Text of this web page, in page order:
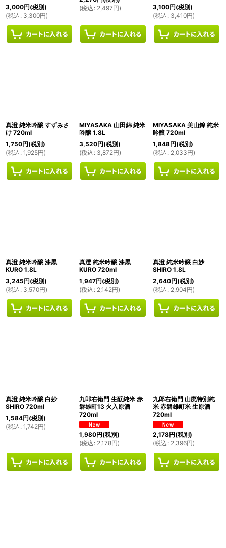
3,000円(税別)
(税込 : 3,300円)
(税込 : 2,497円)
3,100円(税別)
(税込 : 3,410円)
真澄 純米吟醸 すずみさ
け 720ml
1,750円(税別)
(税込 : 1,925円)
MIYASAKA 山田錦 純米
吟醸 1.8L
3,520円(税別)
(税込 : 3,872円)
MIYASAKA 美山錦 純米
吟醸 720ml
1,848円(税別)
(税込 : 2,033円)
真澄 純米吟醸 漆黒
KURO 1.8L
3,245円(税別)
(税込 : 3,570円)
真澄 純米吟醸 漆黒
KURO 720ml
1,947円(税別)
(税込 : 2,142円)
真澄 純米吟醸 白妙
SHIRO 1.8L
2,640円(税別)
(税込 : 2,904円)
真澄 純米吟醸 白妙
SHIRO 720ml
1,584円(税別)
(税込 : 1,742円)
九郎右衛門 生酛純米 赤
磐雄町13 火入原酒
720ml
1,980円(税別)
(税込 : 2,178円)
九郎右衛門 山廃特別純
米 赤磐雄町米 生原酒
720ml
2,178円(税別)
(税込 : 2,396円)